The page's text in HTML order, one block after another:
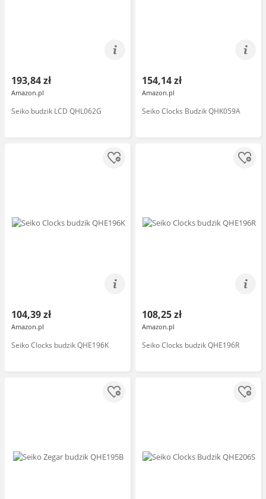
193,84 zł
Amazon.pl
Seiko budzik LCD QHL062G
154,14 zł
Amazon.pl
Seiko Clocks Budzik QHK059A
104,39 zł
Amazon.pl
Seiko Clocks budzik QHE196K
108,25 zł
Amazon.pl
Seiko Clocks budzik QHE196R